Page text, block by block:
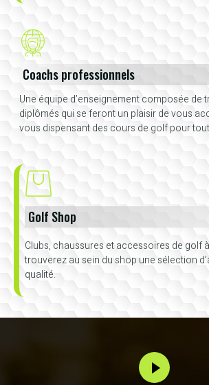
Coachs professionnels
Une équipe d’enseignement composée de
diplômés qui se feront un plaisir de vous
vous dispensant des cours de golf pour
Golf Shop
Clubs, chaussures et accessoires de golf
trouverez au sein du shop une sélection
qualité.